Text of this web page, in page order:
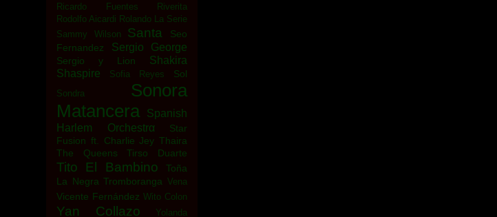
Ricardo Fuentes
Riverita
Rodolfo Aicardi Rolando La Serie
Sammy Wilson
Santa
Seo
Fernandez
Sergio George
Sergio y Lion
Shakira
Shaspire
Sofia Reyes Sol
Sondra
Sonora
Matancera
Spanish
Harlem Orchestrα
Star
Fusion ft. Charlie Jey Thaira
The Queens
Tirso Duarte
Tito El Bambino
Toña
La Negra Tromboranga Vena
Vicente Fernández Wito Colon
Yan Collazo Yolanda